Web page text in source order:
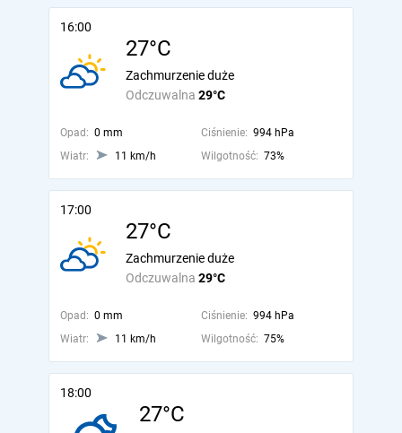
16:00
27°C
Odczuwalna 29°C
Zachmurzenie duże
Opad: 0 mm Ciśnienie: 994 hPa
Wiatr:
11 km/h Wilgotność: 73%
17:00
27°C
Odczuwalna 29°C
Zachmurzenie duże
Opad: 0 mm Ciśnienie: 994 hPa
Wiatr:
11 km/h Wilgotność: 75%
18:00
27°C